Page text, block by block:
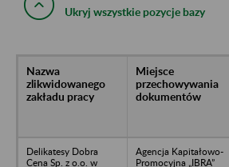
Ukryj wszystkie pozycje bazy
Nazwa
zlikwidowanego
zakładu pracy
Miejsce
przechowywania
dokumentów
Delikatesy Dobra
Cena Sp. z o.o. w
Agencja Kapitałowo-
Promocyjna „IBRA”